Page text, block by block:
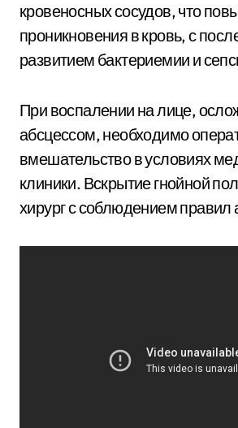
кровеносных сосудов, что
проникновения в кровь, с
развитием бактериемии и
При воспалении на лице,
абсцессом, необходимо
вмешательство в условиях
клиники. Вскрытие гнойной
хирург с соблюдением правил